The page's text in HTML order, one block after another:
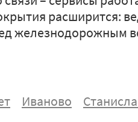
расширится:
железнодорожным
Иваново